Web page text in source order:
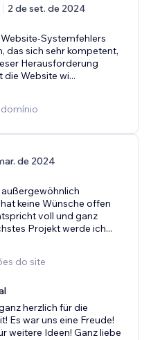
2 de set. de 2024
Systemfehlers
das sich sehr kompetent,
Herausforderung
Website wi...
de 2024
keine Wünsche offen
voll und ganz
Projekt werde ich...
do site
herzlich für die
Es war uns eine Freude!
weitere Ideen! Ganz liebe